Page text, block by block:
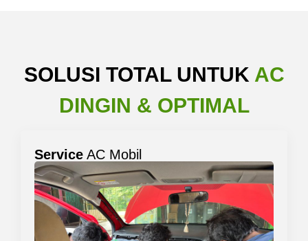
SOLUSI TOTAL UNTUK AC
DINGIN & OPTIMAL
Service AC Mobil